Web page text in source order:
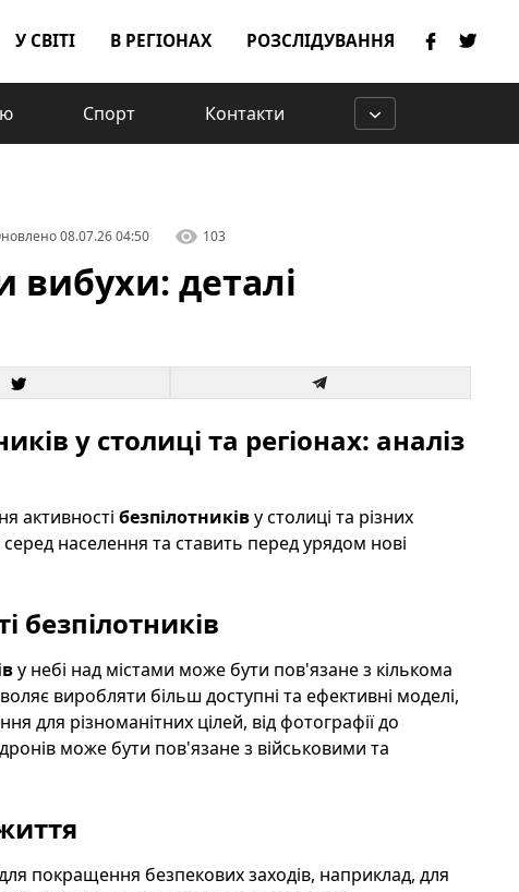
У СВІТІ В РЕГІОНАХ РОЗСЛІДУВАННЯ
Спорт Контакти
08.07.26 04:50 103
вибухи: деталі
у столиці та регіонах: аналіз
активності безпілотниківу столиці та різних
населення та ставить перед урядом нові
безпілотників
у небі над містами може бути пов'язане з кількома
виробляти більш доступні та ефективні моделі,
для різноманітних цілей, від фотографії до
може бути пов'язане з військовими та
покращення безпекових заходів, наприклад, для